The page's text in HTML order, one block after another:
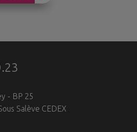
- BP 25
Salève CEDEX